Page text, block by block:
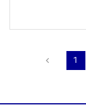
Page
1